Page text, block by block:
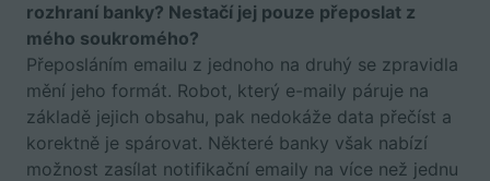
rozhraní banky? Nestačí jej pouze přeposlat z
mého soukromého?
Přeposláním emailu z jednoho na druhý se zpravidla
mění jeho formát. Robot, který e-maily páruje na
základě jejich obsahu, pak nedokáže data přečíst a
korektně je spárovat. Některé banky však nabízí
možnost zasílat notifikační emaily na více než jednu